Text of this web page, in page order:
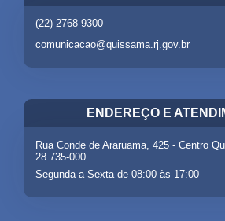
(22) 2768-9300
comunicacao@quissama.rj.gov.br
ENDEREÇO E
Rua Conde de Araruama, 425 - Centro
28.735-000
Segunda a Sexta de 08:00 às 17:00